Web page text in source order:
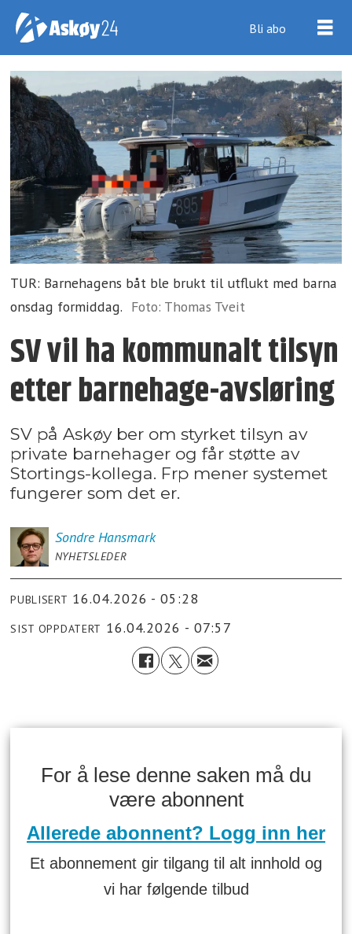
Bli abo
TUR: Barnehagens båt ble brukt til utflukt med barna
onsdag formiddag. Foto: Thomas Tveit
SV vil ha kommunalt tilsyn
etter barnehage-avsløring
SV på Askøy ber om styrket tilsyn av
private barnehager og får støtte av
Stortings-kollega. Frp mener systemet
fungerer som det er.
Sondre Hansmark
NYHETSLEDER
PUBLISERT 16.04.2026 - 05:28
SIST OPPDATERT 16.04.2026 - 07:57
For å lese denne saken må du
være abonnent
Allerede abonnent? Logg inn her
Et abonnement gir tilgang til alt innhold og
vi har følgende tilbud